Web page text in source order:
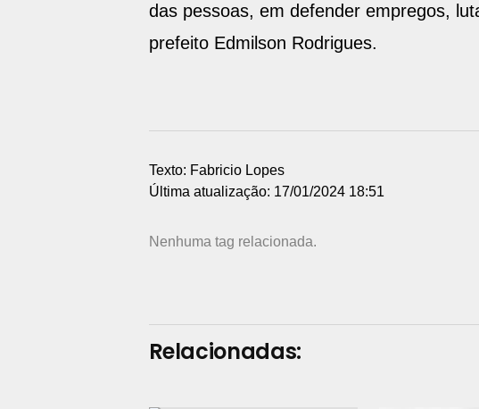
das pessoas, em defender empregos,
prefeito Edmilson Rodrigues.
Texto: Fabricio Lopes
Última atualização: 17/01/2024 18:51
Nenhuma tag relacionada.
Relacionadas: